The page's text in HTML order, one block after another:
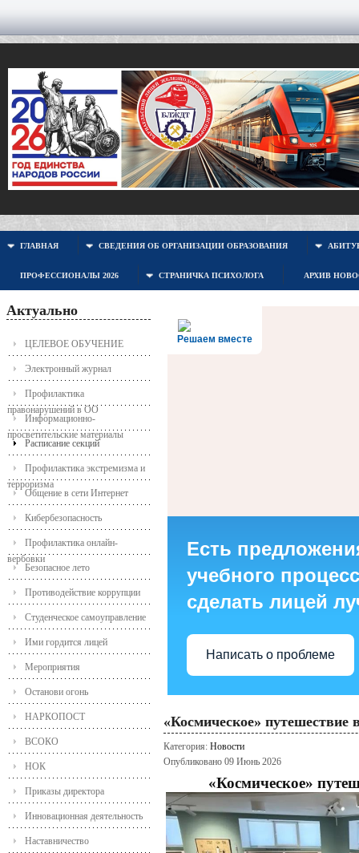
ГЛАВНАЯ СВЕДЕНИЯ ОБ ОРГАНИЗАЦИИ ОБРАЗОВАНИЯ
ПРОФЕССИОНАЛЫ 2026 СТРАНИЧКА ПСИХОЛОГА АРХИВ
Актуально
ЦЕЛЕВОЕ ОБУЧЕНИЕ
Электронный журнал
Профилактика
правонарушений в ОО
Информационно-
просветительские материалы
Расписание секций
Профилактика экстремизма и
терроризма
Общение в сети Интернет
Кибербезопасность
Профилактика онлайн-
вербовки
Безопасное лето
Противодействие коррупции
Студенческое самоуправление
Ими гордится лицей
Мероприятия
Останови огонь
НАРКОПОСТ
ВСОКО
НОК
Приказы директора
Инновационная деятельность
Наставничество
Решаем вместе
Есть
учебного
сделать лицей
Написать о проблеме
«Космическое» путешествие
Категория: Новости
Опубликовано 09 Июнь 2026
«Космическое»